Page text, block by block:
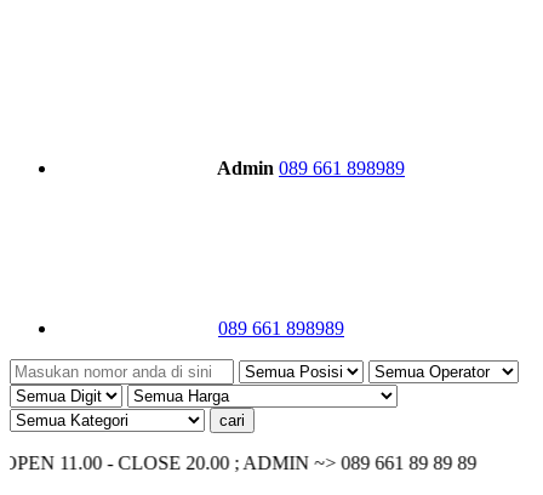
Admin 089 661 898989
089 661 898989
- CLOSE 20.00 ; ADMIN ~> 089 661 89 89 89